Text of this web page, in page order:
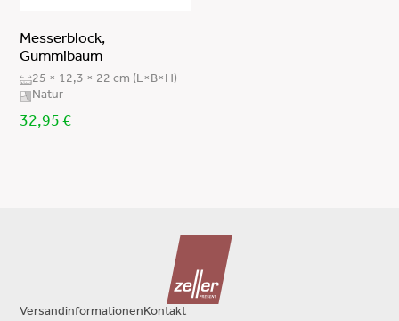
Messerblock,
Gummibaum
25 × 12,3 × 22 cm (L×B×H)
Natur
32,95€
VersandinformationenKontakt